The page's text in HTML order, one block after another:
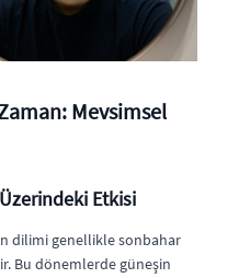
Mevsimsel
Etkisi
dilimi genellikle sonbahar
Bu dönemlerde güneşin